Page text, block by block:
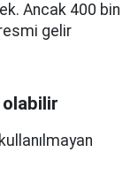
Ancak 400 bin
gelir